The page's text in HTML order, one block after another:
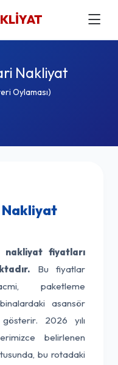
Nakliyat
Oylaması)
fiyatları
Bu fiyatlar
paketleme
asansör
2026 yılı
belirlenen
bu rotadaki